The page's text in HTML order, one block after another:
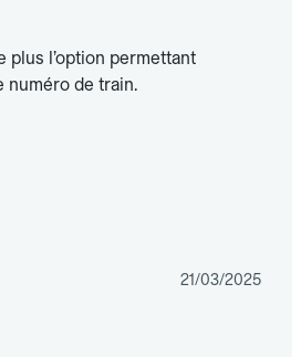
plus l’option permettant
numéro de train.
21/03/2025